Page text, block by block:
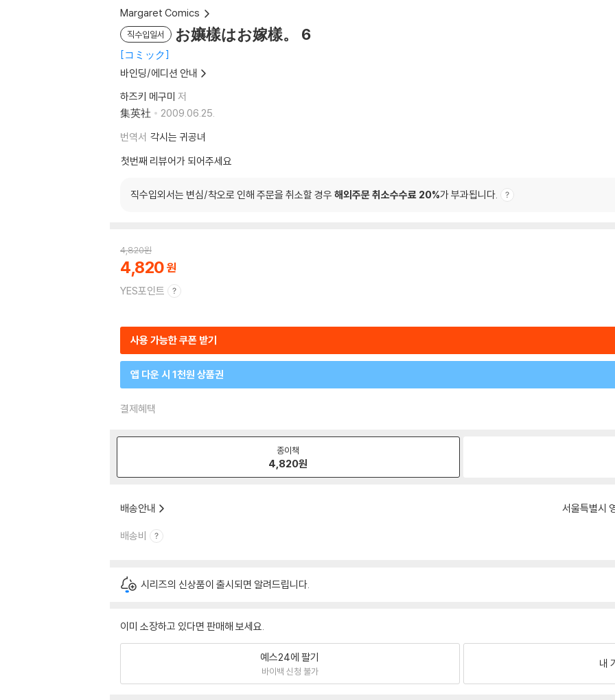
Margaret Comics
직수입일서 お孃樣はお嫁樣。 6
コミック
바인딩/에디션 안내
하즈키 메구미 저
集英社
2009.06.25.
번역서 각시는 귀공녀
첫번째 리뷰어가 되어주세요
직수입외서는 변심/착오로 인해 주문을 취소할 경우 해외주문 취소수수료 20%가 부과됩니다.
4,820원
4,820
YES포인트
사용 가능한 쿠폰 받기
앱 다운 시 1천원 상품권
결제혜택
종이책
4,820원
배송안내 서울특별시
배송비
시리즈의 신상품이 출시되면 알려드립니다.
이미 소장하고 있다면 판매해 보세요.
예스24에 팔기
바이백 신청 불가
내